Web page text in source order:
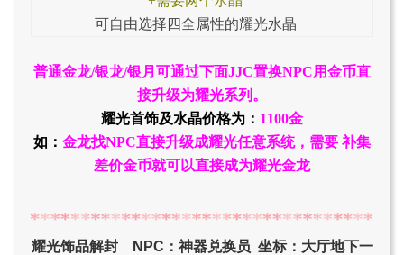
可自由选择四全属性的耀光水晶
普通金龙/银龙/银月可通过下面JJC置换NPC用金币直
接升级为耀光系列。
耀光首饰及水晶价格为： 1100金
如： 金龙找NPC直接升级成耀光任意系统，需要 补集
差价金币就可以直接成为耀光金龙
耀光饰品解封 NPC：神器兑换员 坐标：大厅地下一